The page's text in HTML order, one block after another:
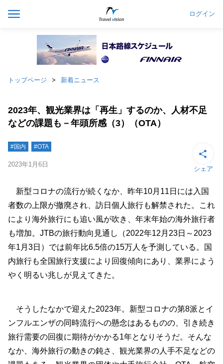
ログイン
トップページ 新着ニュース
2023年、観光業界は「再生」するのか、人材不足
などの課題も－年頭所感（3）（OTA）
#国内 #OTA
2023年1月6日
シェア
新型コロナの流行が続くなか、昨年10月11日には入国
者数の上限が撤廃され、訪日個人旅行も解禁された。これ
により海外旅行にも追い風が吹き、年末年始の海外旅行者
も増加。JTBの旅行動向見通し（2022年12月23日～2023
年1月3日）では前年比6.5倍の15万人を予測している。国
内旅行も全国旅行支援により回復傾向にあり、業界によう
やく明るい兆しが見えてきた。
そうしたなかで迎えた2023年。新型コロナの第8派とイ
ンフルエンザの同時流行への懸念はあるものの、引き続き
旅行需要の回復に期待がかかる1年となりそうだ。そんな
なか、海外旅行の動きの鈍さ、観光業界の人手不足などの